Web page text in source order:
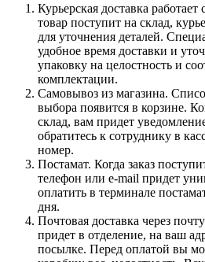
Курьерская доставка
товар поступит на склад,
для уточнения деталей.
удобное время доставки и
упаковку на целостность и
комплектации.
Самовывоз из магазина.
выбора появится в корзине.
склад, вам придет
обратитесь к сотруднику в
номер.
Постамат. Когда заказ
телефон или e-mail придет
оплатить в терминале
дня.
Почтовая доставка через
придет в отделение, на ваш
посылке. Перед оплатой вы